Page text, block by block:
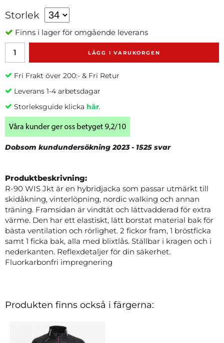
Storlek
Finns i lager för omgående leverans
LÄGG I VARUKORGEN
Fri Frakt över 200:- & Fri Retur
Leverans 1-4 arbetsdagar
Storleksguide klicka här.
Dobsom kundundersökning 2023 - 1525 svar
Produktbeskrivning:
R-90 WIS Jkt är en hybridjacka som passar utmärkt till
skidåkning, vinterlöpning, nordic walking och annan
träning. Framsidan är vindtät och lättvadderad för extra
värme. Den har ett elastiskt, lätt borstat material bak för
bästa ventilation och rörlighet. 2 fickor fram, 1 bröstficka
samt 1 ficka bak, alla med blixtlås. Ställbar i kragen och i
nederkanten. Reflexdetaljer för din säkerhet.
Fluorkarbonfri impregnering
Produkten finns också i färgerna: